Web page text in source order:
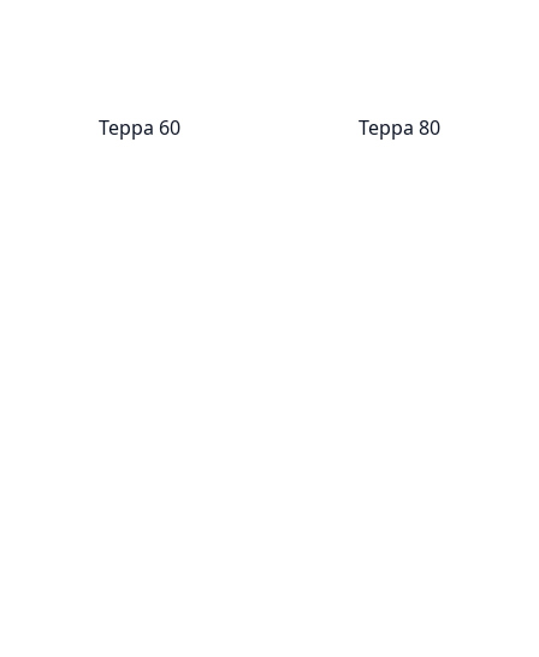
Терра 60 Терра 80